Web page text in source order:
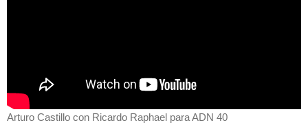
Arturo Castillo con Ricardo Raphael para ADN 40